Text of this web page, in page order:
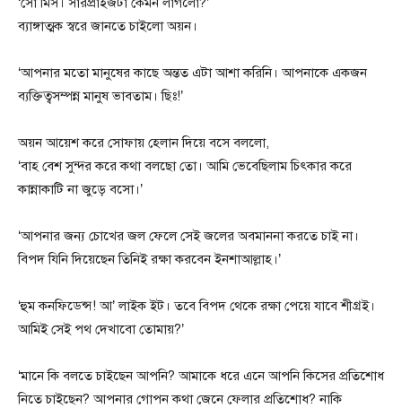
ব্যাঙ্গাত্মক স্বরে জানতে চাইলো অয়ন।
‘আপনার মতো মানুষের কাছে অন্তত এটা আশা করিনি। আপনাকে একজন
ব্যক্তিত্বসম্পন্ন মানুষ ভাবতাম। ছিঃ!’
অয়ন আয়েশ করে সোফায় হেলান দিয়ে বসে বললো,
‘বাহ বেশ সুন্দর করে কথা বলছো তো। আমি ভেবেছিলাম চিৎকার করে
কান্নাকাটি না জুড়ে বসো।’
‘আপনার জন্য চোখের জল ফেলে সেই জলের অবমাননা করতে চাই না।
বিপদ যিনি দিয়েছেন তিনিই রক্ষা করবেন ইনশাআল্লাহ।’
‘হুম কনফিডেন্স! আ’ লাইক ইট। তবে বিপদ থেকে রক্ষা পেয়ে যাবে শীগ্রই।
আমিই সেই পথ দেখাবো তোমায়?’
‘মানে কি বলতে চাইছেন আপনি? আমাকে ধরে এনে আপনি কিসের প্রতিশোধ
নিতে চাইছেন? আপনার গোপন কথা জেনে ফেলার প্রতিশোধ? নাকি